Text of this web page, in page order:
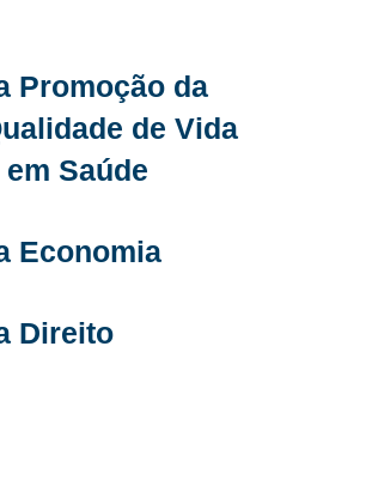
Promoção da
de Vida
Saúde
Economia
Direito